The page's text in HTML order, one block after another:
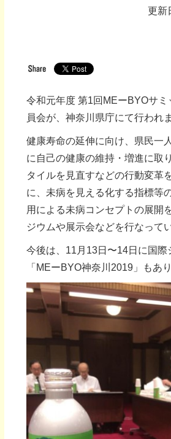
更新
令和元年度 第1回MEーBYOサ
員会が、神奈川県庁にて行われ
健康寿命の延伸に向け、県民一
に自己の健康の維持・増進に取
タイルを見直すなどの行動変革
に、未病を見える化する指標等
用による未病コンセプトの展開
ジウムや展示会などを行なって
今後は、11月13日〜14日に国際
「MEーBYO神奈川2019」もあ